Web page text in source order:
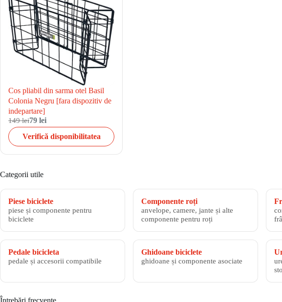
Cos pliabil din sarma otel Basil
Colonia Negru [fara dispozitiv de
indepartare]
149 lei79 lei
Verifică disponibilitatea
Categorii utile
Piese biciclete
piese și componente pentru
biciclete
Componente roți
anvelope, camere, jante și alte
componente pentru roți
Pedale bicicleta
pedale și accesorii compatibile
Ghidoane biciclete
ghidoane și componente asociate